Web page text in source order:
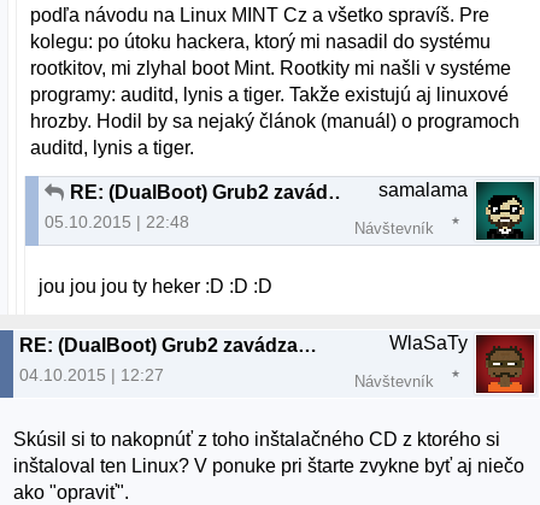
podľa návodu na Linux MINT Cz a všetko spravíš. Pre
kolegu: po útoku hackera, ktorý mi nasadil do systému
rootkitov, mi zlyhal boot Mint. Rootkity mi našli v systéme
programy: auditd, lynis a tiger. Takže existujú aj linuxové
hrozby. Hodil by sa nejaký článok (manuál) o programoch
auditd, lynis a tiger.
RE: (DualBoot) Grub2 zavádzač sa nezobrazuje pri spustení PC
05.10.2015 | 22:48
samalama
Návštevník
jou jou jou ty heker :D :D :D
RE: (DualBoot) Grub2 zavádzač sa nezobrazuje pri spustení PC
04.10.2015 | 12:27
WlaSaTy
Návštevník
Skúsil si to nakopnúť z toho inštalačného CD z ktorého si
inštaloval ten Linux? V ponuke pri štarte zvykne byť aj niečo
ako "opraviť".